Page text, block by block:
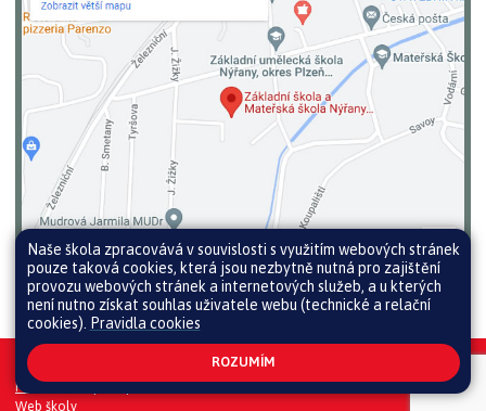
Všechna práva vyhrazena. Copyright © 2026 |
Prohlášení o přístupnosti|Pravidla COOKIES|GDPR|Whistleblowing
Web školy
Naše škola zpracovává v souvislosti s využitím webových stránek
pouze taková cookies, která jsou nezbytně nutná pro zajištění
provozu webových stránek a internetových služeb, a u kterých
není nutno získat souhlas uživatele webu (technické a relační
cookies). Pravidla cookies
ROZUMÍM